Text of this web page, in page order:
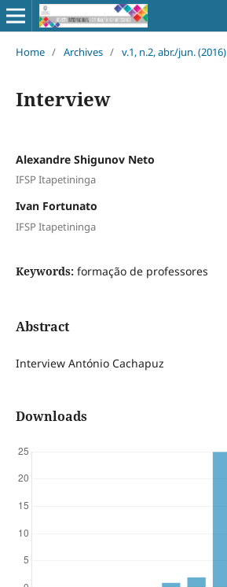
Home / Archives / v.1, n.2, abr./jun. (2016)
Interview
Alexandre Shigunov Neto
IFSP Itapetininga
Ivan Fortunato
IFSP Itapetininga
Keywords: formação de professores
Abstract
Interview António Cachapuz
Downloads